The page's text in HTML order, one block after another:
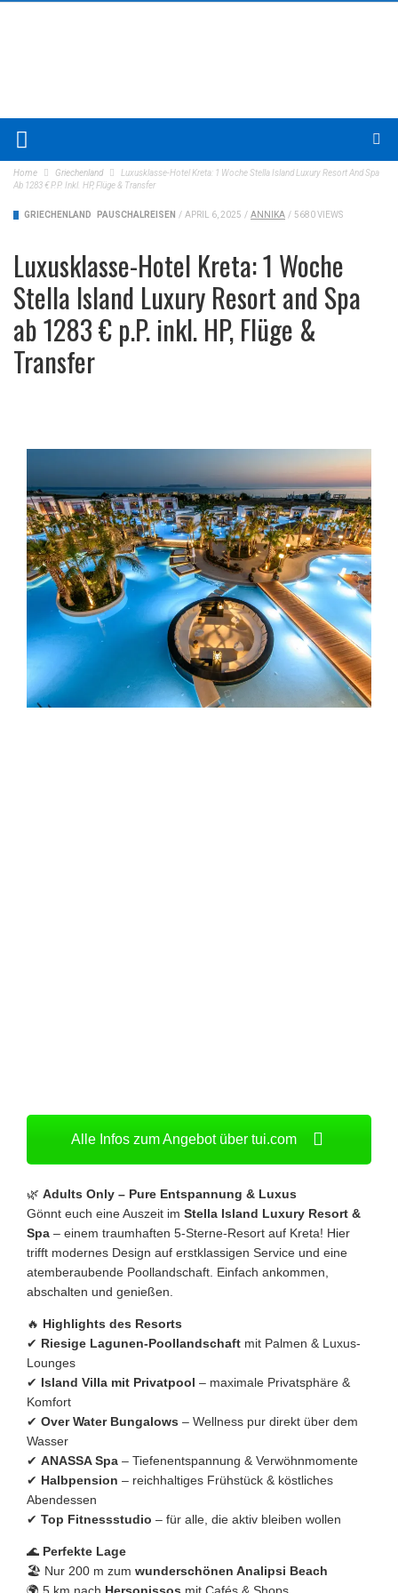
Home Griechenland
Luxusklasse-Hotel Kreta: 1 Woche Stella Island Luxury Resort And Spa
Ab 1283 € P.P. Inkl. HP, Flüge & Transfer
GRIECHENLAND PAUSCHALREISEN / APRIL 6, 2025 / ANNIKA / 5680 VIEWS
Luxusklasse-Hotel Kreta: 1 Woche
Stella Island Luxury Resort and Spa
ab 1283 € p.P. inkl. HP, Flüge &
Transfer
Alle Infos zum Angebot über tui.com
🌿 Adults Only – Pure Entspannung & Luxus
Gönnt euch eine Auszeit im Stella Island Luxury Resort &
Spa – einem traumhaften 5-Sterne-Resort auf Kreta! Hier
trifft modernes Design auf erstklassigen Service und eine
atemberaubende Poollandschaft. Einfach ankommen,
abschalten und genießen.
🔥 Highlights des Resorts
✔ Riesige Lagunen-Poollandschaft mit Palmen & Luxus-
Lounges
✔ Island Villa mit Privatpool – maximale Privatsphäre &
Komfort
✔ Over Water Bungalows – Wellness pur direkt über dem
Wasser
✔ ANASSA Spa – Tiefenentspannung & Verwöhnmomente
✔ Halbpension – reichhaltiges Frühstück & köstliches
Abendessen
✔ Top Fitnessstudio – für alle, die aktiv bleiben wollen
🌊 Perfekte Lage
🏖 Nur 200 m zum wunderschönen Analipsi Beach